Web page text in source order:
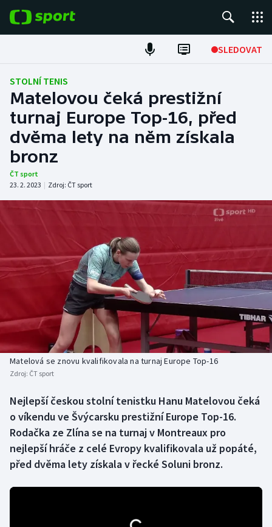
SLEDOVAT
Fotbal
Hokej
Tenis
Atletika
DALŠÍ SPORTY
Americký fotbal
Baseball a softbal
Basketbal
Biatlon
Boby a skeleton
Box
Curling
Dostihy
Florbal
NEPŘEHLÉDNĚTE
Historické návraty
Aplikace ČT sport
AZ kvíz
STOLNÍ TENIS
Matelovou čeká prestižní
turnaj Europe Top-16, před
dvěma lety na něm získala
bronz
ČT sport
23. 2. 2023 | Zdroj: ČT sport
Matelová se znovu kvalifikovala na turnaj Europe Top-16
Zdroj: ČT sport
Nejlepší českou stolní tenistku Hanu Matelovou čeká
o víkendu ve Švýcarsku prestižní Europe Top-16.
Rodačka ze Zlína se na turnaj v Montreaux pro
nejlepší hráče z celé Evropy kvalifikovala už popáté,
před dvěma lety získala v řecké Soluni bronz.